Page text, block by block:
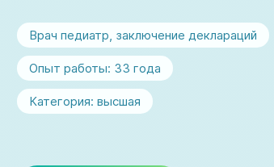
Врач педиатр, заключение деклараций
Опыт работы: 33 года
Категория: высшая